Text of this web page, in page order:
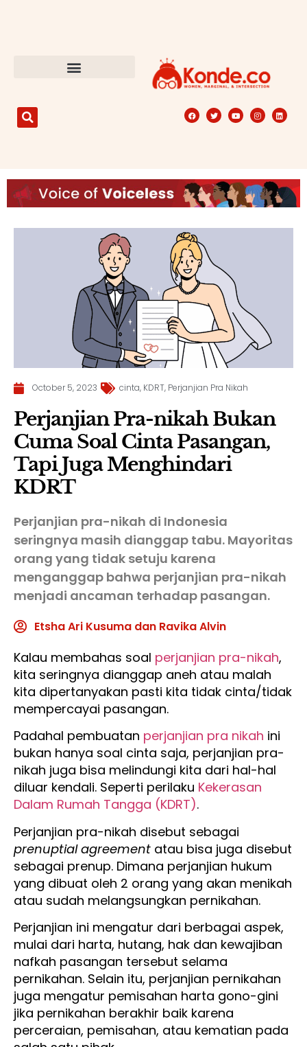
October 5, 2023 cinta, KDRT, Perjanjian Pra Nikah
Perjanjian Pra-nikah Bukan
Cuma Soal Cinta Pasangan,
Tapi Juga Menghindari
KDRT
Perjanjian pra-nikah di Indonesia
seringnya masih dianggap tabu. Mayoritas
orang yang tidak setuju karena
menganggap bahwa perjanjian pra-nikah
menjadi ancaman terhadap pasangan.
Etsha Ari Kusuma dan Ravika Alvin
Kalau membahas soal perjanjian pra-nikah,
kita seringnya dianggap aneh atau malah
kita dipertanyakan pasti kita tidak cinta/tidak
mempercayai pasangan.
Padahal pembuatan perjanjian pra nikah ini
bukan hanya soal cinta saja, perjanjian pra-
nikah juga bisa melindungi kita dari hal-hal
diluar kendali. Seperti perilaku Kekerasan
Dalam Rumah Tangga (KDRT).
Perjanjian pra-nikah disebut sebagai
prenuptial agreement atau bisa juga disebut
sebagai prenup. Dimana perjanjian hukum
yang dibuat oleh 2 orang yang akan menikah
atau sudah melangsungkan pernikahan.
Perjanjian ini mengatur dari berbagai aspek,
mulai dari harta, hutang, hak dan kewajiban
nafkah pasangan tersebut selama
pernikahan. Selain itu, perjanjian pernikahan
juga mengatur pemisahan harta gono-gini
jika pernikahan berakhir baik karena
perceraian, pemisahan, atau kematian pada